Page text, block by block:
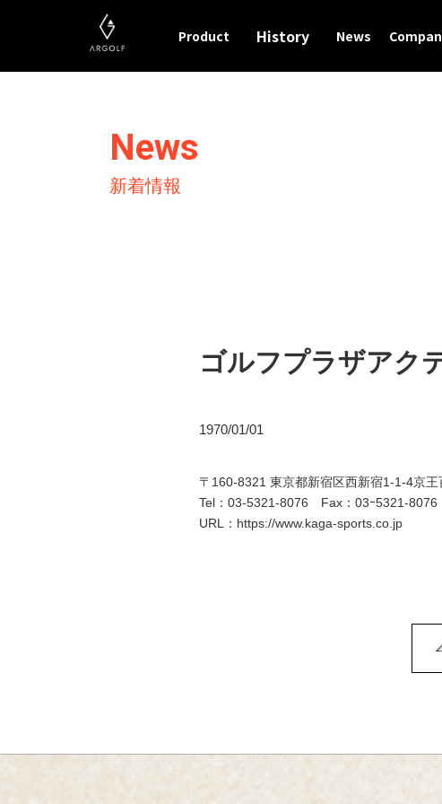
Product History News
News
新着情報
ゴルフプラザアク
1970/01/01
〒160-8321 東京都新宿区西新宿1-1-4京王
Tel：03-5321-8076 Fax：03ｰ5321-8076
URL：https://www.kaga-sports.co.jp